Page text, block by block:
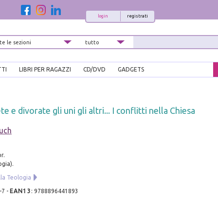
registrati
login
LIBRI PER RAGAZZI CD/DVD GADGETS
e divorate gli uni gli altri... I conflitti nella Chiesa
Teologia
7 - EAN13 : 9788896441893